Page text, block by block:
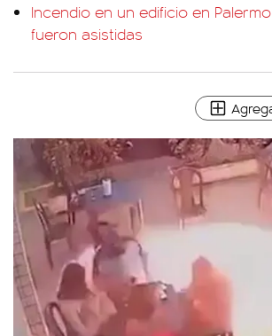
Incendio en un edificio en
fueron asistidas